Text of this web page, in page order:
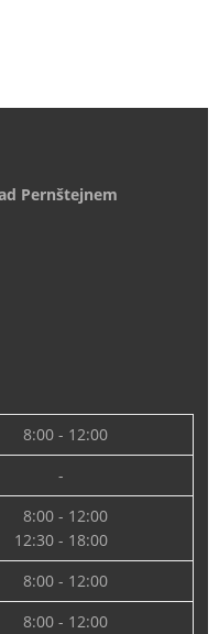
Pernštejnem
8:00 - 12:00
-
8:00 - 12:00
12:30 - 18:00
8:00 - 12:00
8:00 - 12:00